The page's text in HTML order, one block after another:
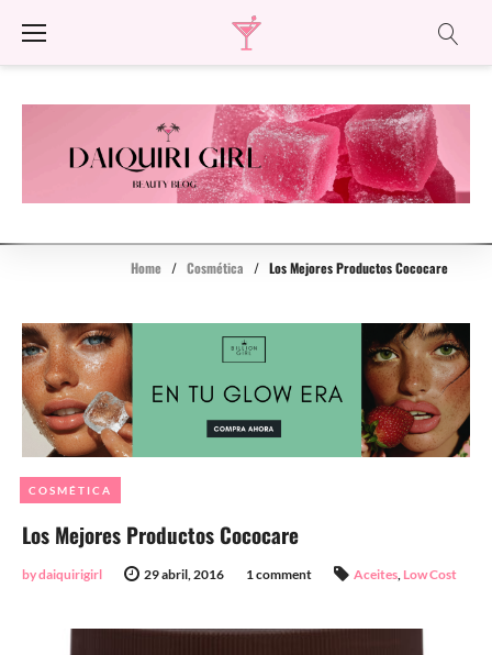
Home / Cosmética / Los Mejores Productos Cococare
Los Mejores Productos Cococare
by daiquirigirl 29 abril, 2016 1 comment
COSMÉTICA
Aceites, Low Cost